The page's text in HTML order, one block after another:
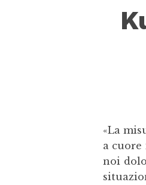
«La
a
noi